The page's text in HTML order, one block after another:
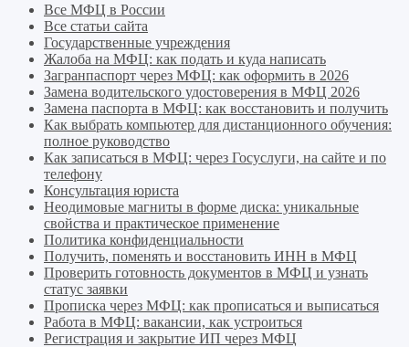
Все МФЦ в России
Все статьи сайта
Государственные учреждения
Жалоба на МФЦ: как подать и куда написать
Загранпаспорт через МФЦ: как оформить в 2026
Замена водительского удостоверения в МФЦ 2026
Замена паспорта в МФЦ: как восстановить и получить
Как выбрать компьютер для дистанционного обучения:
полное руководство
Как записаться в МФЦ: через Госуслуги, на сайте и по
телефону
Консультация юриста
Неодимовые магниты в форме диска: уникальные
свойства и практическое применение
Политика конфиденциальности
Получить, поменять и восстановить ИНН в МФЦ
Проверить готовность документов в МФЦ и узнать
статус заявки
Прописка через МФЦ: как прописаться и выписаться
Работа в МФЦ: вакансии, как устроиться
Регистрация и закрытие ИП через МФЦ